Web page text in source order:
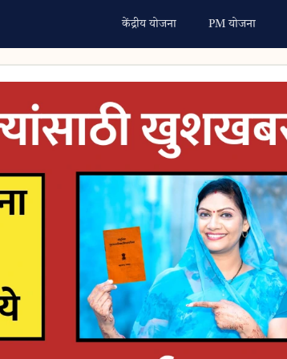
केंद्रीय योजना PM योजना